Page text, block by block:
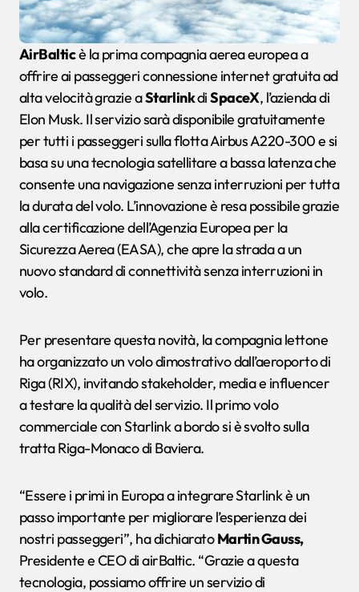
AirBalticè la prima compagnia aerea europea a
offrire ai passeggeri connessione internet gratuita ad
alta velocità grazie aStarlinkdiSpaceX, l’azienda di
Elon Musk. Il servizio sarà disponibile gratuitamente
per tutti i passeggeri sulla flotta Airbus A220-300 e si
basa su una tecnologia satellitare a bassa latenza che
consente una navigazione senza interruzioni per tutta
la durata del volo. L’innovazione è resa possibile grazie
alla certificazione dell’Agenzia Europea per la
Sicurezza Aerea (EASA), che apre la strada a un
nuovo standard di connettività senza interruzioni in
volo.
Per presentare questa novità, la compagnia lettone
ha organizzato un volo dimostrativo dall’aeroporto di
Riga (RIX), invitando stakeholder, media e influencer
a testare la qualità del servizio. Il primo volo
commerciale con Starlink a bordo si è svolto sulla
tratta Riga-Monaco di Baviera.
“Essere i primi in Europa a integrare Starlink è un
passo importante per migliorare l’esperienza dei
nostri passeggeri”, ha dichiaratoMartin Gauss,
Presidente e CEO di airBaltic. “Grazie a questa
tecnologia, possiamo offrire un servizio di